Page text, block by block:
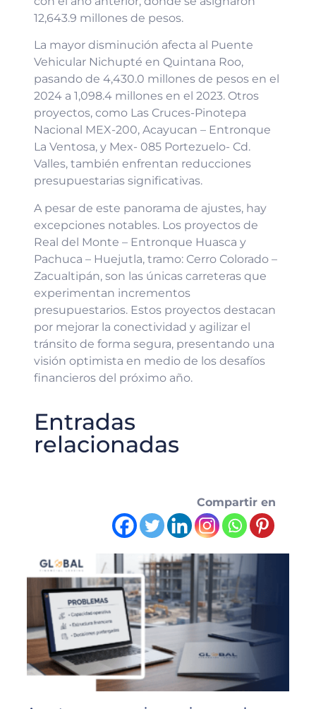
12,643.9 millones de pesos.
La mayor disminución afecta al Puente
Vehicular Nichupté en Quintana Roo,
pasando de 4,430.0 millones de pesos en el
2024 a 1,098.4 millones en el 2023. Otros
proyectos, como Las Cruces-Pinotepa
Nacional MEX-200, Acayucan – Entronque
La Ventosa, y Mex- 085 Portezuelo- Cd.
Valles, también enfrentan reducciones
presupuestarias significativas.
A pesar de este panorama de ajustes, hay
excepciones notables. Los proyectos de
Real del Monte – Entronque Huasca y
Pachuca – Huejutla, tramo: Cerro Colorado –
Zacualtipán, son las únicas carreteras que
experimentan incrementos
presupuestarios. Estos proyectos destacan
por mejorar la conectividad y agilizar el
tránsito de forma segura, presentando una
visión optimista en medio de los desafíos
financieros del próximo año.
Entradas
relacionadas
Compartir en